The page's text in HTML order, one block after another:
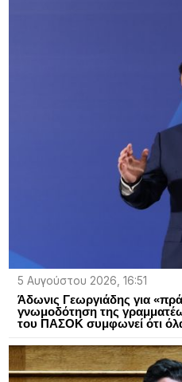
5 Αυγούστου 2026, 16:51
Άδωνις Γεωργιάδης για
γνωμοδότηση της
του ΠΑΣΟΚ συμφωνεί ότι